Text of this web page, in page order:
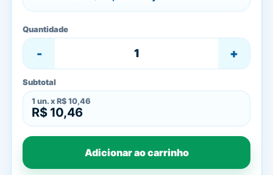
Quantidade
- +
Subtotal
1 un. x R$ 10,46
R$ 10,46
Adicionar ao carrinho